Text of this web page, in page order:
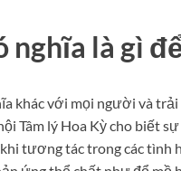
nghĩa là gì
khác với mọi người và
Tâm lý Hoa Kỳ cho biết
tương tác trong các